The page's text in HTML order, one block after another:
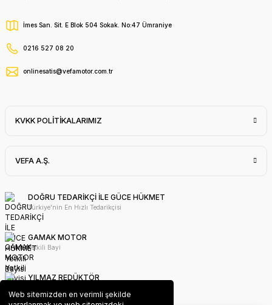
Web sitemizden en verimli şekilde
İmes San. Sit. E Blok 504 Sokak. No:47 Ümraniye
0216 527 08 20
onlinesatis@vefamotor.com.tr
KVKK POLİTİKALARIMIZ
VEFA A.Ş.
DOĞRU TEDARİKÇİ İLE GÜCE HÜKMET
Türkiye'nin En Hızlı Tedarikçisi
GAMAK MOTOR
Yetkili Bayi
YILMAZ REDÜKTÖR